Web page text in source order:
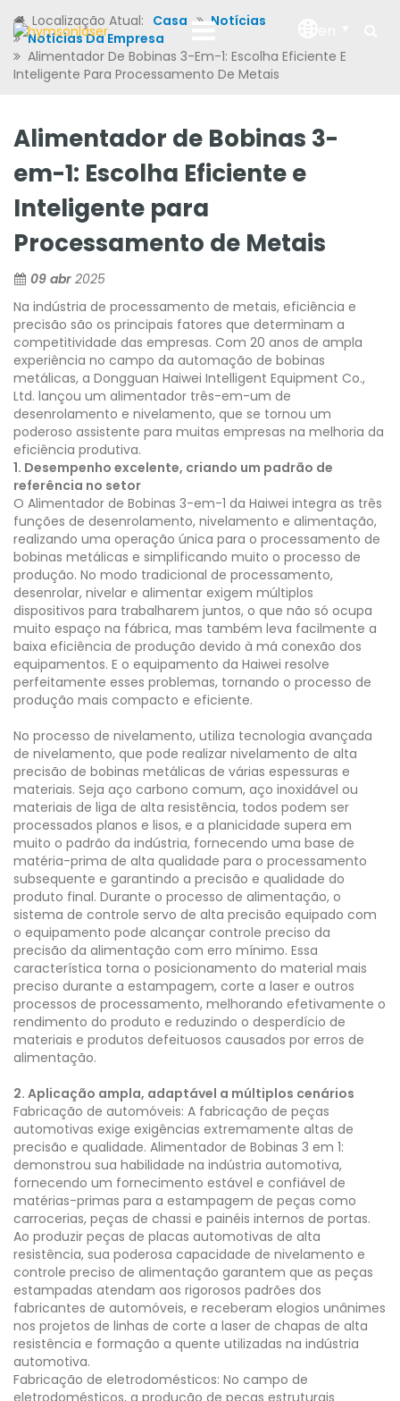
Localização Atual: Casa
Notícias
Notícias Da Empresa
Alimentador De Bobinas 3-Em-1: Escolha Eficiente E
Inteligente Para Processamento De Metais
Alimentador de Bobinas 3-
em-1: Escolha Eficiente e
Inteligente para
Processamento de Metais
09 abr 2025
Na indústria de processamento de metais, eficiência e
precisão são os principais fatores que determinam a
competitividade das empresas. Com 20 anos de ampla
experiência no campo da automação de bobinas
metálicas, a Dongguan Haiwei Intelligent Equipment Co.,
Ltd. lançou um alimentador três-em-um de
desenrolamento e nivelamento, que se tornou um
poderoso assistente para muitas empresas na melhoria da
eficiência produtiva.
1. Desempenho excelente, criando um padrão de
referência no setor
O Alimentador de Bobinas 3-em-1 da Haiwei integra as três
funções de desenrolamento, nivelamento e alimentação,
realizando uma operação única para o processamento de
bobinas metálicas e simplificando muito o processo de
produção. No modo tradicional de processamento,
desenrolar, nivelar e alimentar exigem múltiplos
dispositivos para trabalharem juntos, o que não só ocupa
muito espaço na fábrica, mas também leva facilmente a
baixa eficiência de produção devido à má conexão dos
equipamentos. E o equipamento da Haiwei resolve
perfeitamente esses problemas, tornando o processo de
produção mais compacto e eficiente.
No processo de nivelamento, utiliza tecnologia avançada
de nivelamento, que pode realizar nivelamento de alta
precisão de bobinas metálicas de várias espessuras e
materiais. Seja aço carbono comum, aço inoxidável ou
materiais de liga de alta resistência, todos podem ser
processados planos e lisos, e a planicidade supera em
muito o padrão da indústria, fornecendo uma base de
matéria-prima de alta qualidade para o processamento
subsequente e garantindo a precisão e qualidade do
produto final. Durante o processo de alimentação, o
sistema de controle servo de alta precisão equipado com
o equipamento pode alcançar controle preciso da
precisão da alimentação com erro mínimo. Essa
característica torna o posicionamento do material mais
preciso durante a estampagem, corte a laser e outros
processos de processamento, melhorando efetivamente o
rendimento do produto e reduzindo o desperdício de
materiais e produtos defeituosos causados por erros de
alimentação.
2. Aplicação ampla, adaptável a múltiplos cenários
Fabricação de automóveis: A fabricação de peças
automotivas exige exigências extremamente altas de
precisão e qualidade. Alimentador de Bobinas 3 em 1:
demonstrou sua habilidade na indústria automotiva,
fornecendo um fornecimento estável e confiável de
matérias-primas para a estampagem de peças como
carrocerias, peças de chassi e painéis internos de portas.
Ao produzir peças de placas automotivas de alta
resistência, sua poderosa capacidade de nivelamento e
controle preciso de alimentação garantem que as peças
estampadas atendam aos rigorosos padrões dos
fabricantes de automóveis, e receberam elogios unânimes
nos projetos de linhas de corte a laser de chapas de alta
resistência e formação a quente utilizadas na indústria
automotiva.
Fabricação de eletrodomésticos: No campo de
eletrodomésticos, a produção de peças estruturais